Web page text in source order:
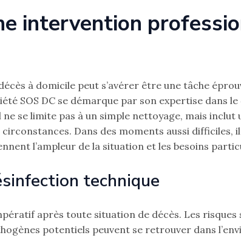
intervention
à domicile peut s’avérer être une tâche
SOS DC se démarque par son expertise dans
se limite pas à un simple nettoyage, mais
Dans des moments aussi difficiles,
l’ampleur de la situation et les besoins
technique
après toute situation de décès. Les risques
potentiels peuvent se retrouver dans